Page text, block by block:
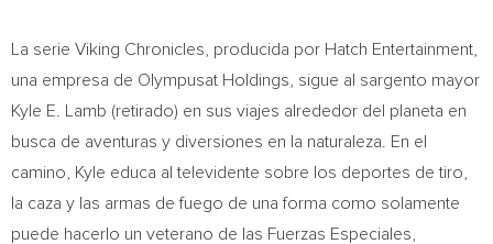
La serie Viking Chronicles, producida por Hatch Entertainment,
una empresa de Olympusat Holdings, sigue al sargento mayor
Kyle E. Lamb (retirado) en sus viajes alrededor del planeta en
busca de aventuras y diversiones en la naturaleza. En el
camino, Kyle educa al televidente sobre los deportes de tiro,
la caza y las armas de fuego de una forma como solamente
puede hacerlo un veterano de las Fuerzas Especiales,